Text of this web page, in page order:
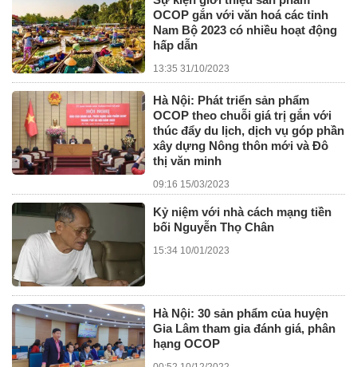
OCOP gắn với văn hoá các tỉnh
Nam Bộ 2023 có nhiều hoạt động
hấp dẫn
13:35 31/10/2023
Hà Nội: Phát triển sản phẩm
OCOP theo chuỗi giá trị gắn với
thúc đẩy du lịch, dịch vụ góp phần
xây dựng Nông thôn mới và Đô
thị văn minh
09:16 15/03/2023
Kỷ niệm với nhà cách mạng tiền
bối Nguyễn Thọ Chân
15:34 10/01/2023
Hà Nội: 30 sản phẩm của huyện
Gia Lâm tham gia đánh giá, phân
hạng OCOP